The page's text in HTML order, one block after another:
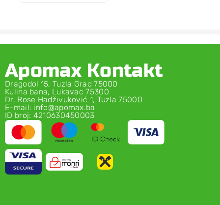
Apomax Kontakt
Dragodol 15, Tuzla Grad 75000
Kulina bana, Lukavac 75300
Dr. Rose Hadživuković 1, Tuzla 75000
E-mail: info@apomax.ba
ID broj: 4210630450003